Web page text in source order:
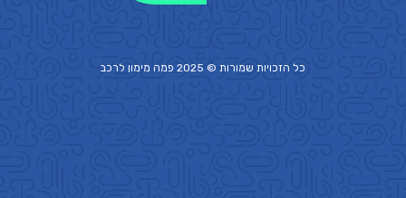
כל הזכויות שמורות © 2025 פמה מימון לרכב